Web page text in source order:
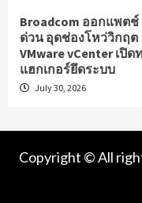
Broadcom ออกแพตช์
ด่วน อุดช่องโหว่วิกฤต
VMware vCenter เปิด
แฮกเกอร์ยึดระบบ
July 30, 2026
Copyright © All